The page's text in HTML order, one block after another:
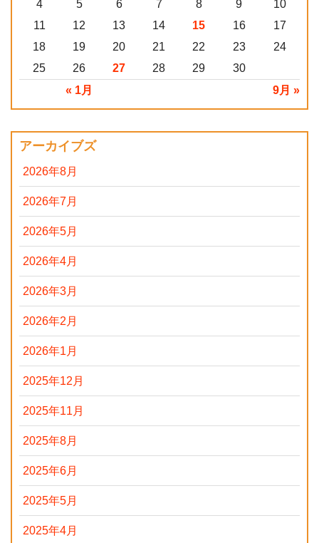
« 1月 9月 »
4 5 6 7 8 9
10
11
12 13 14 15 16
17
18
19 20 21 22 23
24
25
26 27 28 29 30
アーカイブズ
2026年8月
2026年7月
2026年5月
2026年4月
2026年3月
2026年2月
2026年1月
2025年12月
2025年11月
2025年8月
2025年6月
2025年5月
2025年4月